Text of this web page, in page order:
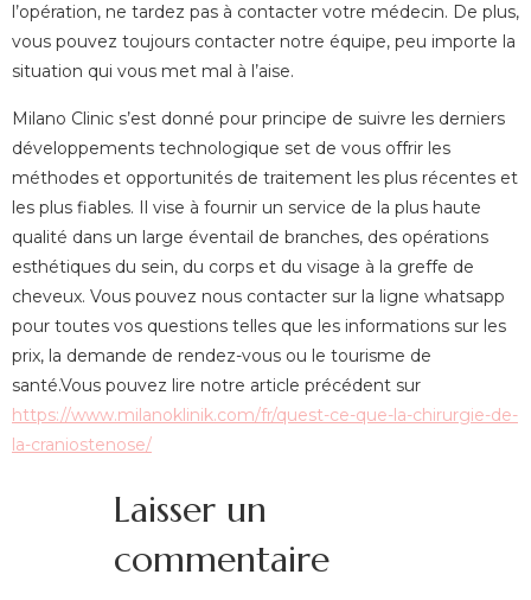
l’opération, ne tardez pas à contacter votre médecin. De plus,
vous pouvez toujours contacter notre équipe, peu importe la
situation qui vous met mal à l’aise.
Milano Clinic s’est donné pour principe de suivre les derniers
développements technologique set de vous offrir les
méthodes et opportunités de traitement les plus récentes et
les plus fiables. Il vise à fournir un service de la plus haute
qualité dans un large éventail de branches, des opérations
esthétiques du sein, du corps et du visage à la greffe de
cheveux. Vous pouvez nous contacter sur la ligne whatsapp
pour toutes vos questions telles que les informations sur les
prix, la demande de rendez-vous ou le tourisme de
santé.Vous pouvez lire notre article précédent sur
https://www.milanoklinik.com/fr/quest-ce-que-la-chirurgie-de-
la-craniostenose/
Laisser un
commentaire